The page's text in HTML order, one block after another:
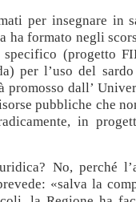
per insegnare in
ha formato negli
(progetto
per l’uso del
promosso dall’
pubbliche che
in
No, perché
«salva la